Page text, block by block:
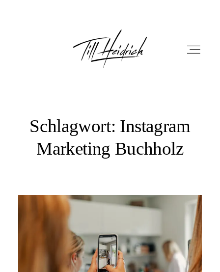
HOME
PORTFOLIO
LEISTUNGEN
Schlagwort: Instagram
Marketing Buchholz